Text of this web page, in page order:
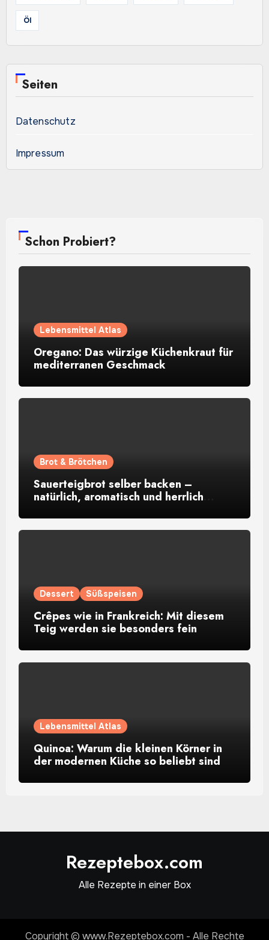
Öl
Seiten
Datenschutz
Impressum
Schon Probiert?
Lebensmittel Atlas
Oregano: Das würzige Küchenkraut für
mediterranen Geschmack
Brot & Brötchen
Sauerteigbrot selber backen –
natürlich, aromatisch und herrlich
Dessert Süßspeisen
Crêpes wie in Frankreich: Mit diesem
Teig werden sie besonders fein
Lebensmittel Atlas
Quinoa: Warum die kleinen Körner in
der modernen Küche so beliebt sind
Rezeptebox.com
Alle Rezepte in einer Box
Copyright © www.Rezeptebox.com - Alle Rechte